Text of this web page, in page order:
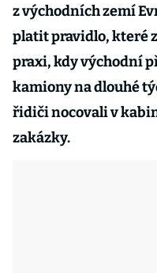
z východních zemí
platit pravidlo, které
praxi, kdy východní
kamiony na dlouhé
řidiči nocovali v
zakázky.